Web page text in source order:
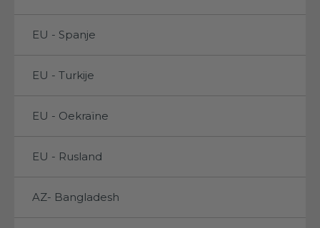
EU - Spanje
EU - Turkije
EU - Oekraïne
EU - Rusland
AZ- Bangladesh